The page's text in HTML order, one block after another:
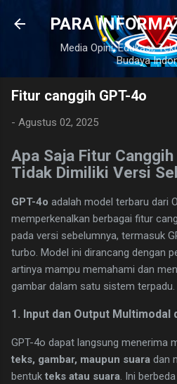
Langsung ke
PARA
Media Opini, Edukasi,
Budaya
Fitur canggih GPT-4o
- Agustus 02, 2025
Apa Saja Fitur Canggih
Tidak Dimiliki Versi
GPT-4o adalah model terbaru dari
memperkenalkan berbagai fitur
pada versi sebelumnya, termasuk
turbo. Model ini dirancang dengan
artinya mampu memahami dan
gambar dalam satu sistem terpadu.
1. Input dan Output Multimodal
GPT-4o dapat langsung menerima
teks, gambar, maupun suara dan
bentuk teks atau suara. Ini